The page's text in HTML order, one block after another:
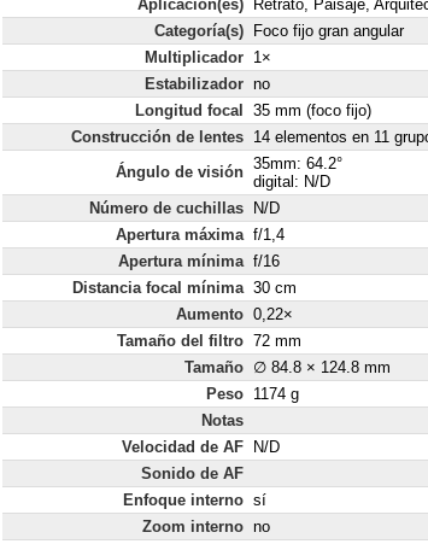
Aplicación(es)
Retrato, Paisaje,
Categoría(s)
Foco fijo gran angular
Multiplicador 1×
Estabilizador no
Longitud focal
35 mm (foco fijo)
Construcción de lentes 14 elementos en 11
Ángulo de visión 35mm: 64.2°
digital: N/D
Número de cuchillas
N/D
Apertura máxima f/1,4
Apertura mínima f/16
Distancia focal mínima 30 cm
Aumento 0,22×
Tamaño del filtro 72 mm
Tamaño ∅ 84.8 × 124.8 mm
Peso 1174 g
Notas
Velocidad de AF
N/D
Sonido de AF
Enfoque interno sí
Zoom interno no